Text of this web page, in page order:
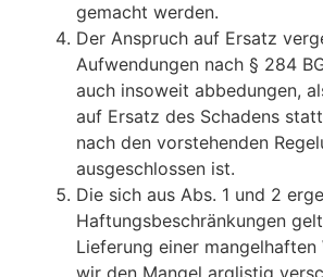
gemacht werden.
Der Anspruch auf Ersatz
Aufwendungen nach § 284
auch insoweit abbedungen,
auf Ersatz des Schadens
nach den vorstehenden
ausgeschlossen ist.
Die sich aus Abs. 1 und 2
Haftungsbeschränkungen
Lieferung einer mangelhaften